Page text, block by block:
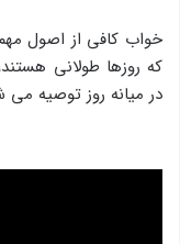
خواب کافی از اصول
که روزها طولانی
در میانه روز توصیه می